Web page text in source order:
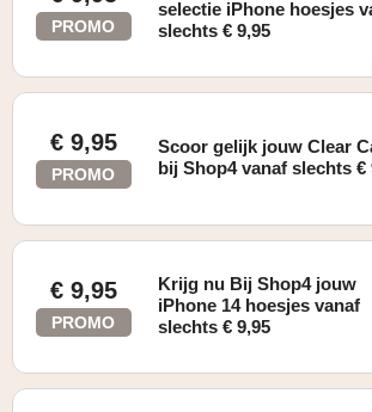
PROMO
selectie iPhone hoesjes
slechts € 9,95
€ 9,95
PROMO
Scoor gelijk jouw Clear
bij Shop4 vanaf slechts €
€ 9,95
PROMO
Krijg nu Bij Shop4 jouw
iPhone 14 hoesjes vanaf
slechts € 9,95